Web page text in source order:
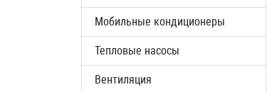
Мобильные кондиционеры
Тепловые насосы
Вентиляция